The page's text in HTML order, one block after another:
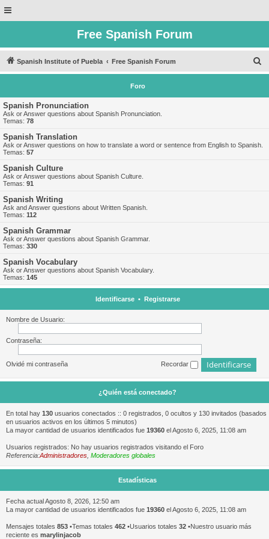
Free Spanish Forum
Spanish Institute of Puebla Free Spanish Forum
u
Foro
Spanish Pronunciation
Ask or Answer questions about Spanish Pronunciation.
Temas: 78
Spanish Translation
Ask or Answer questions on how to translate a word or sentence from English to Spanish.
Temas: 57
Spanish Culture
Ask or Answer questions about Spanish Culture.
Temas: 91
Spanish Writing
Ask and Answer questions about Written Spanish.
Temas: 112
Spanish Grammar
Ask or Answer questions about Spanish Grammar.
Temas: 330
Spanish Vocabulary
Ask or Answer questions about Spanish Vocabulary.
Temas: 145
Identificarse• Registrarse
Nombre de Usuario:
Contraseña:
Olvidé mi contraseña Recordar
¿Quién está conectado?
En total hay 130 usuarios conectados :: 0 registrados, 0 ocultos y 130 invitados (basados
en usuarios activos en los últimos 5 minutos)
La mayor cantidad de usuarios identificados fue 19360 el Agosto 6, 2025, 11:08 am
Usuarios registrados: No hay usuarios registrados visitando el Foro
Referencia:Administradores Moderadores globales
Estadísticas
Fecha actual Agosto 8, 2026, 12:50 am
La mayor cantidad de usuarios identificados fue 19360 el Agosto 6, 2025, 11:08 am
Mensajes totales 853 •Temas totales 462 •Usuarios totales 32 •Nuestro usuario más
reciente es marylinjacob